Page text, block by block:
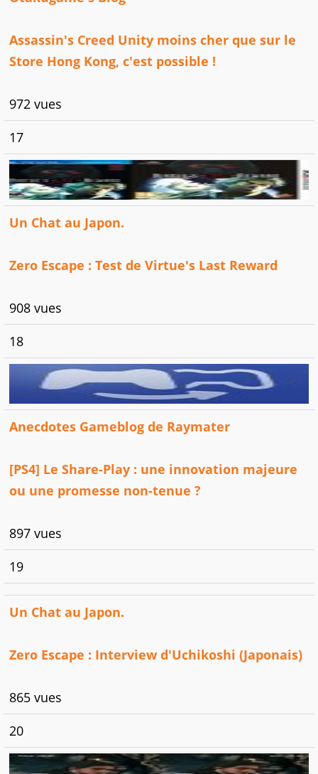
Assassin's Creed Unity moins cher que sur le
Store Hong Kong, c'est possible !
972 vues
17
Un Chat au Japon.
Zero Escape : Test de Virtue's Last Reward
908 vues
18
Anecdotes Gameblog de Raymater
[PS4] Le Share-Play : une innovation majeure
ou une promesse non-tenue ?
897 vues
19
Un Chat au Japon.
Zero Escape : Interview d'Uchikoshi (Japonais)
865 vues
20